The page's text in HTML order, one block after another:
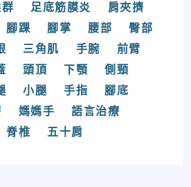
足底筋膜炎
肩夾擠
腳踝 腳掌 腰部
臀部
三角肌 手腕
前臂
頭頂 下顎
側頸
小腿 手指
腳底
媽媽手
語言治療
脊椎 五十肩